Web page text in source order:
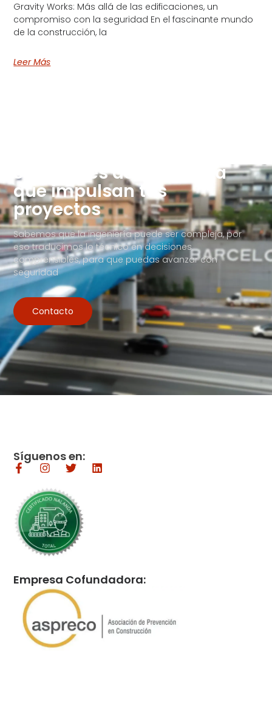
Gravity Works: Más allá de las edificaciones, un
compromiso con la seguridad En el fascinante mundo
de la construcción, la
Leer Más
Soluciones de Ingeniería
que impulsan tus
proyectos
Sabemos que la ingeniería puede ser compleja, por
eso traducimos lo técnico en decisiones
comprensibles, para que puedas avanzar con
seguridad
Contacto
Síguenos en:
Empresa Cofundadora: